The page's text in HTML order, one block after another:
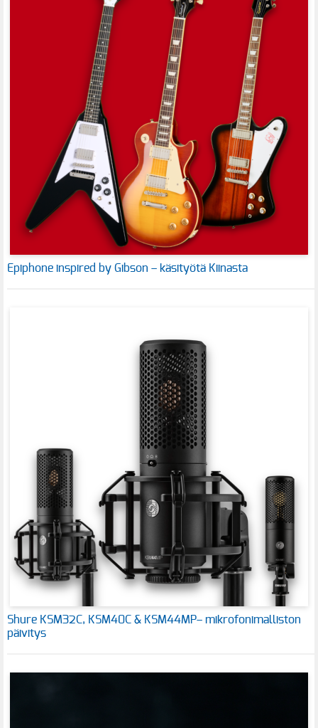
Epiphone inspired by Gibson – käsityötä Kiinasta
Shure KSM32C, KSM40C & KSM44MP– mikrofonimalliston
päivitys